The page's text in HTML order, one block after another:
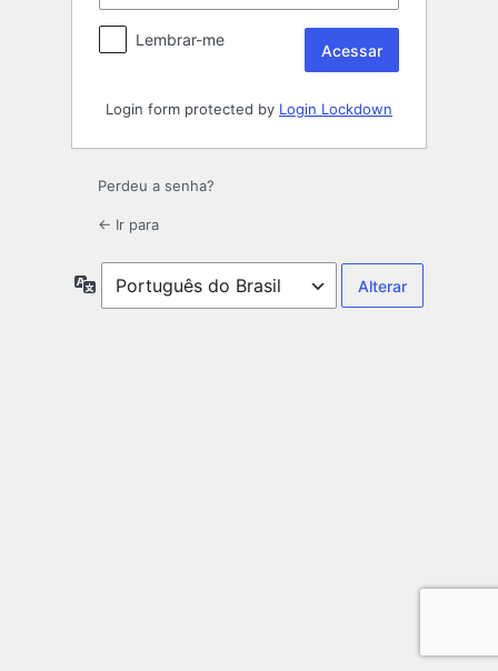
Lembrar-me
Login form protected by Login Lockdown
Perdeu a senha?
← Ir para
Idioma